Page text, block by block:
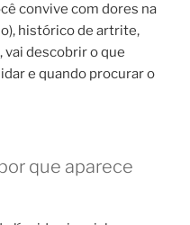
convive com dores na
histórico de artrite,
vai descobrir o que
e quando procurar o
que aparece